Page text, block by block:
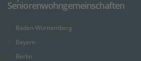
Seniorenwohngemeinschaften
Baden-Württemberg
Bayern
Berlin